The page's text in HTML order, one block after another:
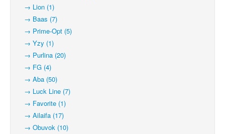
→ Lion (1)
→ Baas (7)
→ Prime-Opt (5)
→ Yzy (1)
→ Purlina (20)
→ FG (4)
→ Aba (50)
→ Luck Line (7)
→ Favorite (1)
→ Ailaifa (17)
→ Obuvok (10)